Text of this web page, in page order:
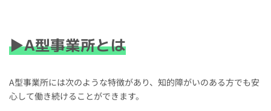
▶A型事業所とは
A型事業所には次のような特徴があり、知的障がいのある方でも安
心して働き続けることができます。